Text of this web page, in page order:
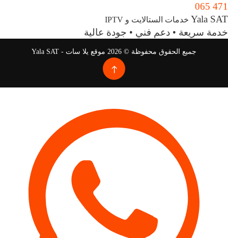
065 471
Yala SAT خدمات الستالايت و IPTV
خدمة سريعة • دعم فني • جودة عالية
جميع الحقوق محفوظة © 2026 موقع يلا سات - Yala SAT